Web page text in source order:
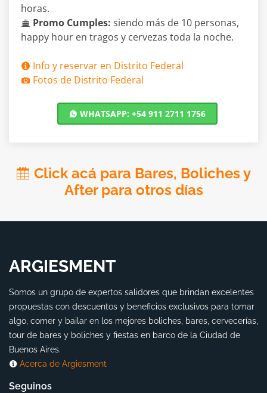
horas.
Promo Cumples: siendo más de 10 personas,
happy hour en tragos y cervezas toda la noche.
Info y reservar en Distrito Federal
Fotos de Distrito Federal
WHATSAPP: +54 911 2711 1756
Click acá para Bares, Boliches y
After para otros días
ARGIESMENT
Somos un grupo de expertos salidores que brindan excelentes
propuestas con descuentos y beneficios exclusivos para tomar
algo, comer y bailar en los mejores boliches, bares, cervecerías,
tour de bares y boliches y fiestas en barco de la Ciudad de
Buenos Aires.
Acerca de Argiesment
Seguinos